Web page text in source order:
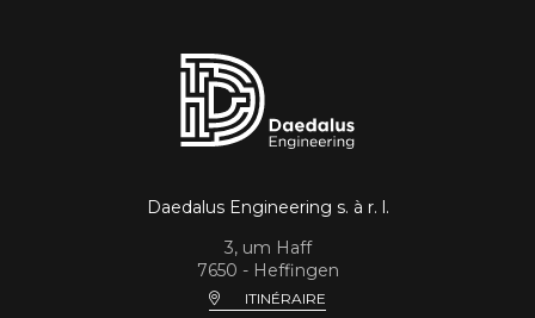
Daedalus Engineering s. à r. l.
3, um Haff
7650 - Heffingen
ITINÉRAIRE